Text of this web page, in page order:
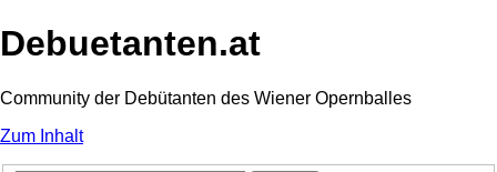
Debuetanten.at
Community der Debütanten des Wiener Opernballes
Zum Inhalt